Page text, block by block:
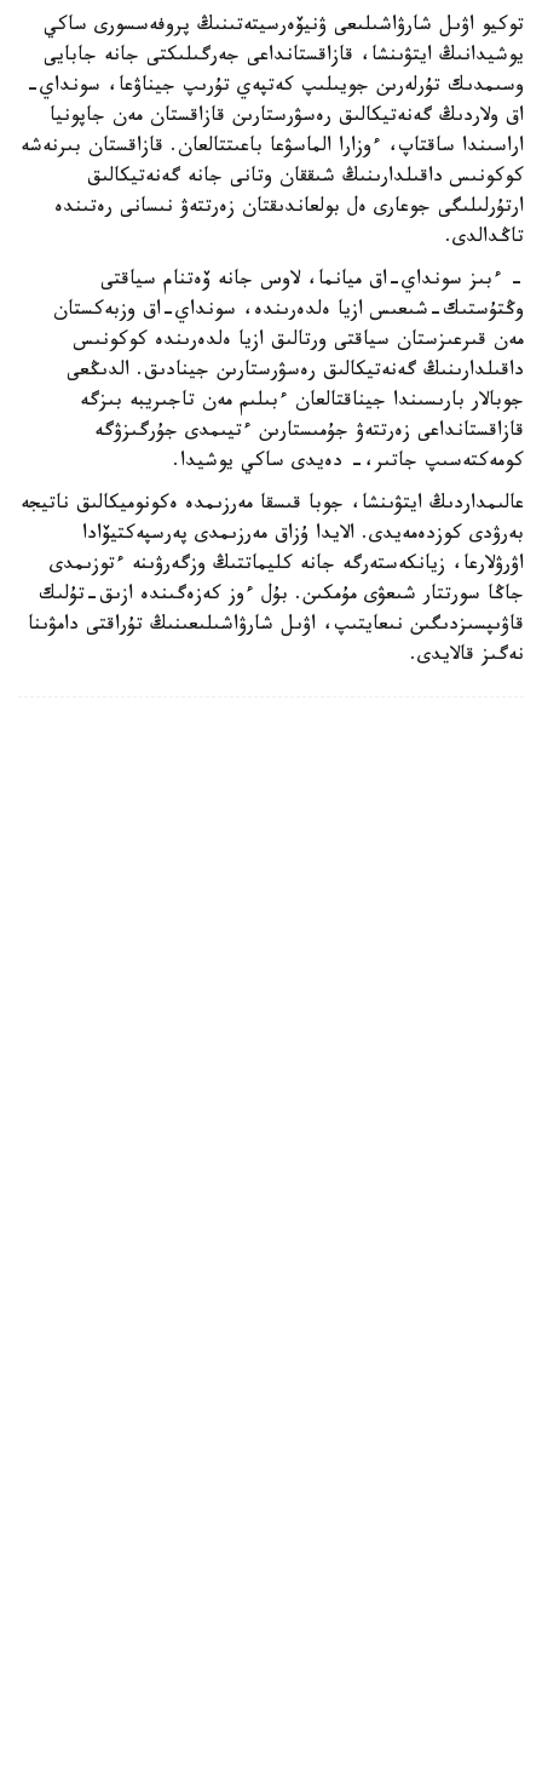
توكيو اۋىل شارۋاشىلىعى ۋنيۆەرسيتەتىنىڭ پروفەسسورى ساكي
يوشيدانىڭ ايتۋىنشا، قازاقستانداعى جەرگىلىكتى جانە جابايى
وسىمدىك تۇرلەرىن جويىلىپ كەتپەي تۇرىپ جيناۋعا، سونداي-
اق ولاردىڭ گەنەتيكالىق رەسۋرستارىن قازاقستان مەن جاپونيا
اراسىندا ساقتاپ، ءوزارا الماسۋعا باعىتتالعان. قازاقستان بىرنەشە
كوكونىس داقىلدارىنىڭ شىققان وتانى جانە گەنەتيكالىق
ارتۇرلىلىگى جوعارى ەل بولعاندىقتان زەرتتەۋ نىسانى رەتىندە
تاڭدالدى.
- ءبىز سونداي-اق ميانما، لاوس جانە ۆەتنام سياقتى
وڭتۇستىك-شىعىس ازيا ەلدەرىندە، سونداي-اق وزبەكستان
مەن قىرعىزستان سياقتى ورتالىق ازيا ەلدەرىندە كوكونىس
داقىلدارىنىڭ گەنەتيكالىق رەسۋرستارىن جينادىق. الدىڭعى
جوبالار بارىسىندا جيناقتالعان ءبىلىم مەن تاجىريبە بىزگە
قازاقستانداعى زەرتتەۋ جۇمىستارىن ءتيىمدى جۇرگىزۋگە
كومەكتەسىپ جاتىر،- دەيدى ساكي يوشيدا.
عالىمداردىڭ ايتۋىنشا، جوبا قىسقا مەرزىمدە ەكونوميكالىق ناتيجە
بەرۋدى كوزدەمەيدى. الايدا ۇزاق مەرزىمدى پەرسپەكتيۆادا
اۋرۋلارعا، زيانكەستەرگە جانە كليماتتىڭ وزگەرۋىنە ءتوزىمدى
جاڭا سورتتار شىعۋى مۇمكىن. بۇل ءوز كەزەگىندە ازىق-تۇلىك
قاۋىپسىزدىگىن نىعايتىپ، اۋىل شارۋاشىلىعىنىڭ تۇراقتى دامۋىنا
نەگىز قالايدى.